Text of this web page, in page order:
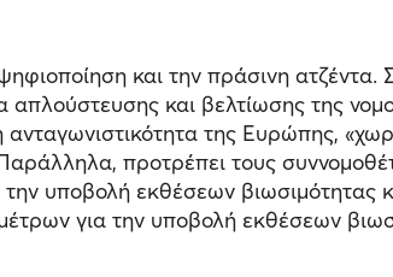
και την πράσινη ατζέντα.
και βελτίωσης της
της Ευρώπης,
προτρέπει τους
υποβολή εκθέσεων βιωσιμότητας
για την υποβολή εκθέσεων